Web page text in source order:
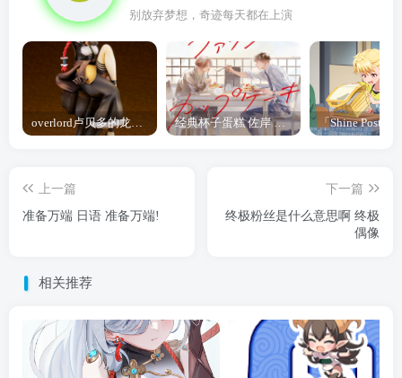
别放弃梦想，奇迹每天都在上演
overlord卢贝多的龙王谁厉害 「Overlord」露普斯蕾琪娜·贝塔手办开订 经典杯子蛋糕 佐岸 漫画「经典杯子蛋糕」宣布真人日剧化
上一篇
准备万端 日语 准备万端!
下一篇
终极粉丝是什么意思啊 终极
偶像
相关推荐